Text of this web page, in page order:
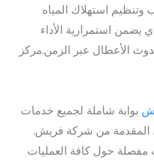
وتنظيم استهلاك المياه
يضمن استمرارية الأداء
الأعطال عبر الزمن.مركز
بوابة شاملة لجميع خدمات
المقدمة من شركة فريش.
مفصلة حول كافة العمليات